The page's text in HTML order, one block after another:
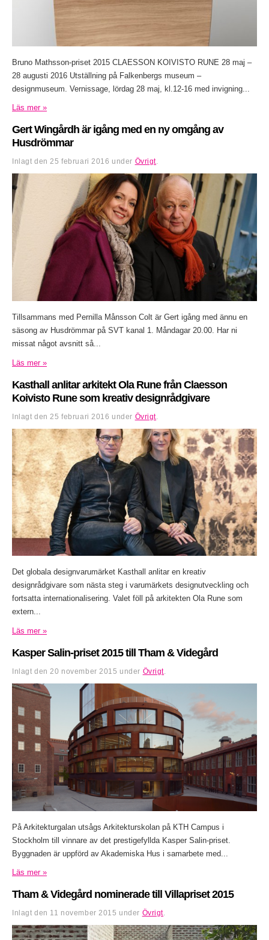
Bruno Mathsson-priset 2015 CLAESSON KOIVISTO RUNE 28 maj –
28 augusti 2016 Utställning på Falkenbergs museum –
designmuseum. Vernissage, lördag 28 maj, kl.12-16 med invigning...
Läs mer »
Gert Wingårdh är igång med en ny omgång av
Husdrömmar
Inlagt den 25 februari 2016 under Övrigt
Tillsammans med Pernilla Månsson Colt är Gert igång med ännu en
säsong av Husdrömmar på SVT kanal 1. Måndagar 20.00. Har ni
missat något avsnitt så...
Läs mer »
Kasthall anlitar arkitekt Ola Rune från Claesson
Koivisto Rune som kreativ designrådgivare
Inlagt den 25 februari 2016 under Övrigt
Det globala designvarumärket Kasthall anlitar en kreativ
designrådgivare som nästa steg i varumärkets designutveckling och
fortsatta internationalisering. Valet föll på arkitekten Ola Rune som
extern...
Läs mer »
Kasper Salin-priset 2015 till Tham & Videgård
Inlagt den 20 november 2015 under Övrigt
På Arkitekturgalan utsågs Arkitekturskolan på KTH Campus i
Stockholm till vinnare av det prestigefyllda Kasper Salin-priset.
Byggnaden är uppförd av Akademiska Hus i samarbete med...
Läs mer »
Tham & Videgård nominerade till Villapriset 2015
Inlagt den 11 november 2015 under Övrigt.